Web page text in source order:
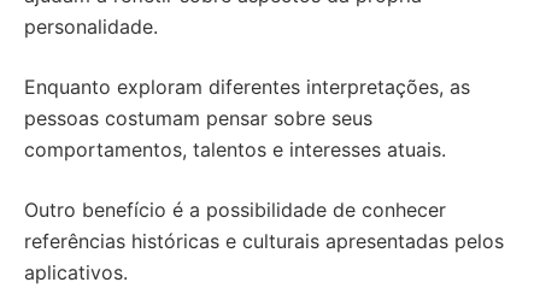
personalidade.
Enquanto exploram diferentes interpretações, as
pessoas costumam pensar sobre seus
comportamentos, talentos e interesses atuais.
Outro benefício é a possibilidade de conhecer
referências históricas e culturais apresentadas pelos
aplicativos.